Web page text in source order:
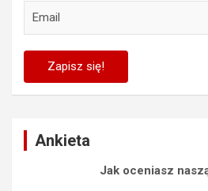
Ankieta
Jak oceniasz